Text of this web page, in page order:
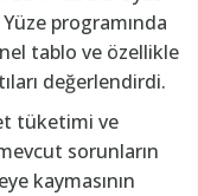
programında
tablo ve özellikle
değerlendirdi.
tüketimi ve
sorunların
kaymasının